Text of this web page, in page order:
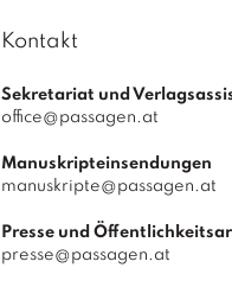
Kontakt
Sekretariat und
office@passagen.at
Manuskripteinsendungen
manuskripte@passagen.at
Presse und
presse@passagen.at